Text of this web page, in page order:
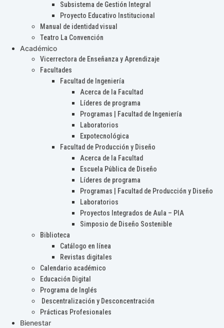
Subsistema de Gestión Integral
Proyecto Educativo Institucional
Manual de identidad visual
Teatro La Convención
Académico
Vicerrectora de Enseñanza y Aprendizaje
Facultades
Facultad de Ingeniería
Acerca de la Facultad
Líderes de programa
Programas | Facultad de Ingeniería
Laboratorios
Expotecnológica
Facultad de Producción y Diseño
Acerca de la Facultad
Escuela Pública de Diseño
Líderes de programa
Programas | Facultad de Producción y Diseño
Laboratorios
Proyectos Integrados de Aula – PIA
Simposio de Diseño Sostenible
Biblioteca
Catálogo en línea
Revistas digitales
Calendario académico
Educación Digital
Programa de Inglés
Descentralización y Desconcentración
Prácticas Profesionales
Bienestar